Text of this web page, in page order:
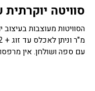
סוויטה
עם ספה ושולחן. אין